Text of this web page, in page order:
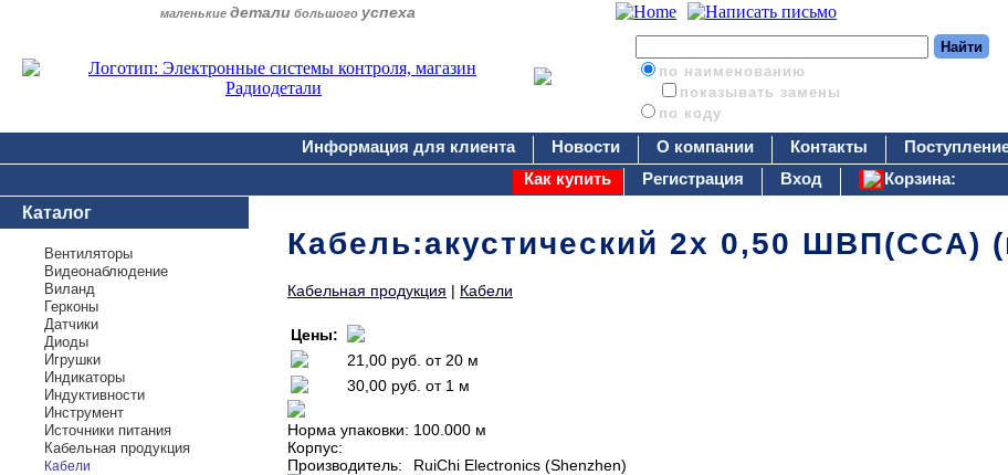
маленькие детали большого успеха
по наименованию
показывать замены
по коду
Информация для клиента Новости О компании Контакты
Как купить
Регистрация Вход
Корзина:
Каталог
Вентиляторы
Видеонаблюдение
Виланд
Герконы
Датчики
Диоды
Игрушки
Индикаторы
Индуктивности
Инструмент
Источники питания
Кабельная продукция
Кабели
Кабель:акустический 2х 0,50 ШВП(CCA)
Кабельная продукция | Кабели
Цены:
21,00 руб. от 20 м
30,00 руб. от 1 м
Норма упаковки: 100.000 м
Корпус:
Производитель:
RuiChi Electronics (Shenzhen)